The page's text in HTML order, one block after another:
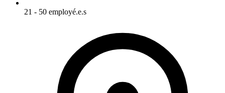
21 - 50 employé.e.s